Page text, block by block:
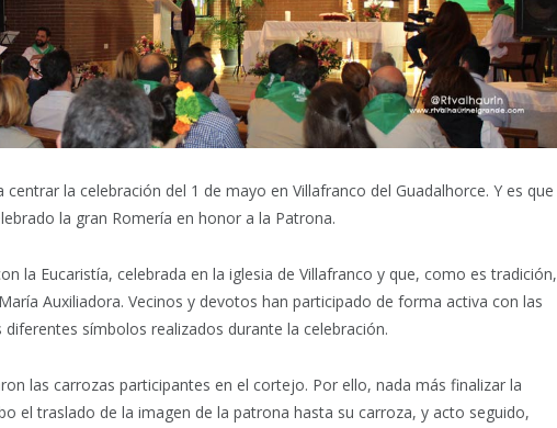
la celebración del 1 de mayo en Villafranco del Guadalhorce. Y es que
la gran Romería en honor a la Patrona.
la Eucaristía, celebrada en la iglesia de Villafranco y que, como es tradición,
Auxiliadora. Vecinos y devotos han participado de forma activa con las
símbolos realizados durante la celebración.
las carrozas participantes en el cortejo. Por ello, nada más finalizar la
el traslado de la imagen de la patrona hasta su carroza, y acto seguido,